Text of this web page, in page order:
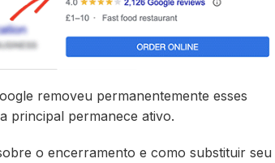
removeu permanentemente esses
principal permanece ativo.
o encerramento e como substituir seu